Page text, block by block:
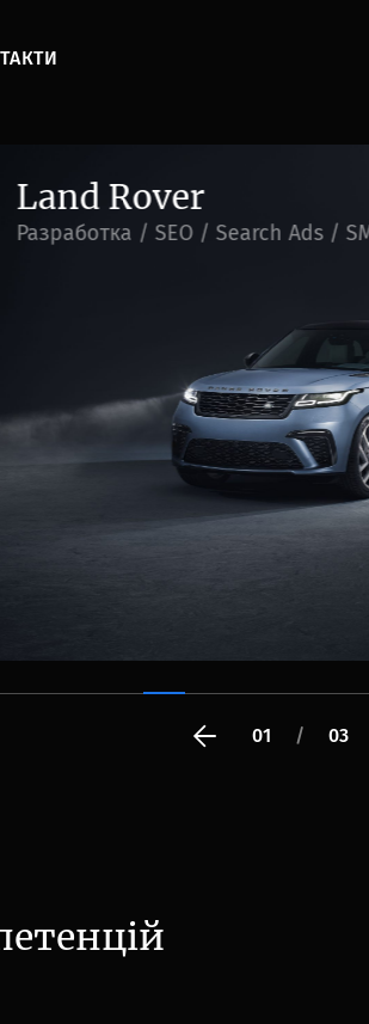
Land Rover
Разработка / SEO / Search Ads / SMM
02 / 03